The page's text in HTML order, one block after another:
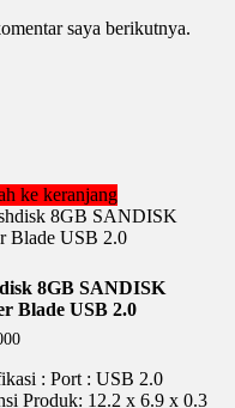
saya berikutnya.
ke keranjang
8GB SANDISK
Blade USB 2.0
: Port : USB 2.0
Produk: 12.2 x 6.9 x 0.3